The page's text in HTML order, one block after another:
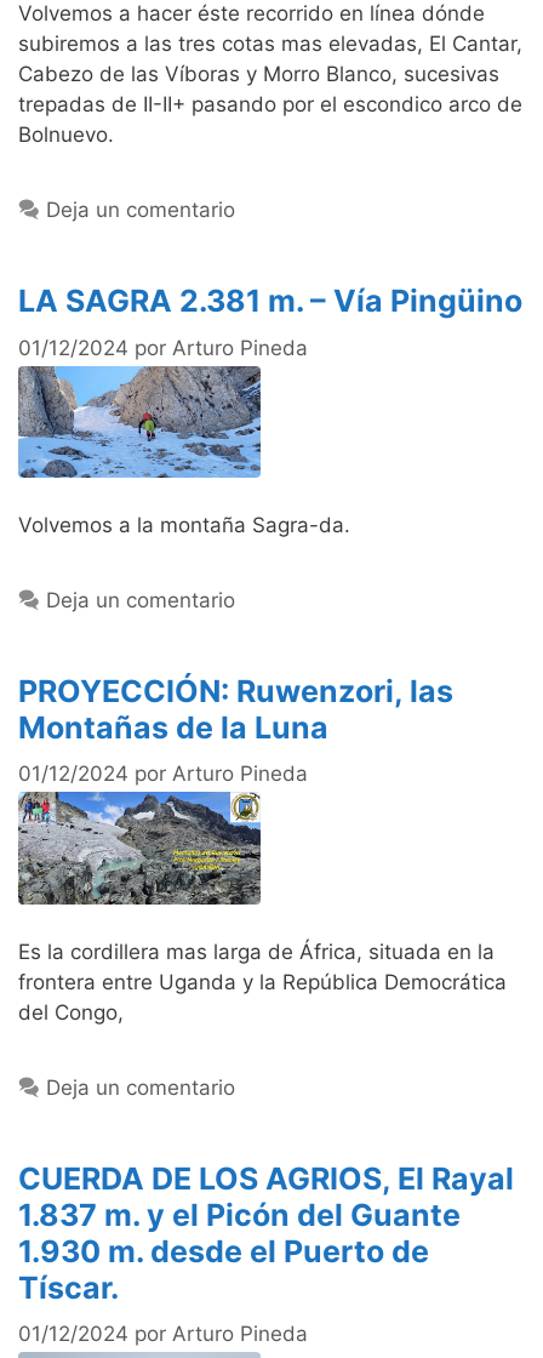
Volvemos a hacer éste recorrido en línea dónde
subiremos a las tres cotas mas elevadas, El Cantar,
Cabezo de las Víboras y Morro Blanco, sucesivas
trepadas de II-II+ pasando por el escondico arco de
Bolnuevo.
Deja un comentario
LA SAGRA 2.381 m. – Vía Pingüino
01/12/2024 por Arturo Pineda
Volvemos a la montaña Sagra-da.
Deja un comentario
PROYECCIÓN: Ruwenzori, las
Montañas de la Luna
01/12/2024 por Arturo Pineda
Es la cordillera mas larga de África, situada en la
frontera entre Uganda y la República Democrática
del Congo,
Deja un comentario
CUERDA DE LOS AGRIOS, El Rayal
1.837 m. y el Picón del Guante
1.930 m. desde el Puerto de
Tíscar.
01/12/2024 por Arturo Pineda